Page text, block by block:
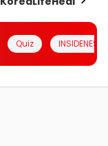
Quiz INSIDENESIA